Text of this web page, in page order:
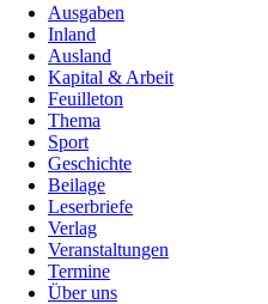
Ausgaben
Inland
Ausland
Kapital & Arbeit
Feuilleton
Thema
Sport
Geschichte
Beilage
Leserbriefe
Verlag
Veranstaltungen
Termine
Über uns